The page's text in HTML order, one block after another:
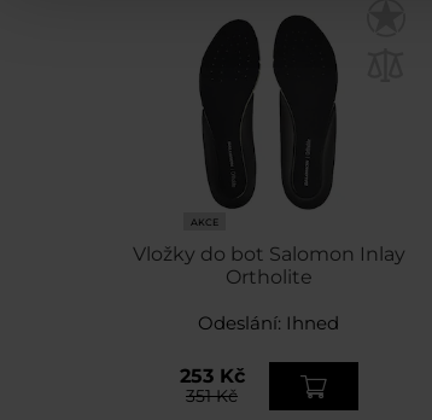
AKCE
Vložky do bot Salomon Inlay
Ortholite
Odeslání: Ihned
253 Kč
351 Kč